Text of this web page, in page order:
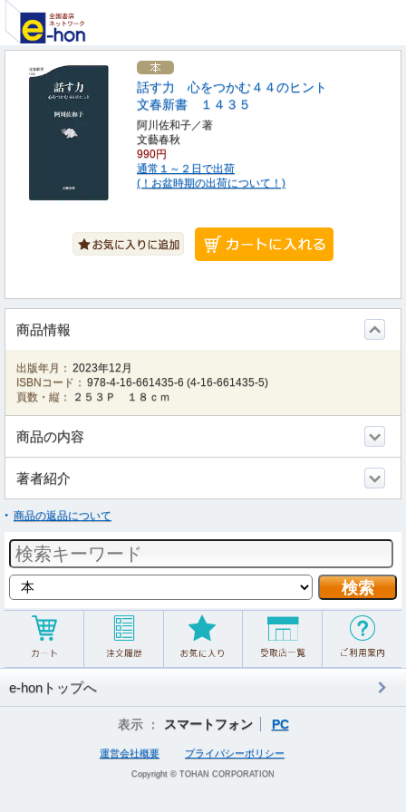
話す力 心をつかむ４４のヒント
文春新書 １４３５
阿川佐和子／著
文藝春秋
990円
通常１～２日で出荷
(！お盆時期の出荷について！)
商品情報
出版年月： 2023年12月
ISBNコード： 978-4-16-661435-6 (4-16-661435-5)
頁数・縦：
２５３Ｐ １８ｃｍ
商品の内容
著者紹介
商品の返品について
e-honトップへ
表示 ： スマートフォン PC
運営会社概要 プライバシーポリシー
Copyright © TOHAN CORPORATION